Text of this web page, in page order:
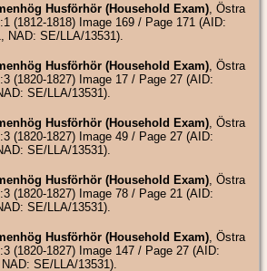
Husförhör (Household Exam) , Östra
(1812-1818) Image 169 / Page 171 (AID:
NAD: SE/LLA/13531).
Husförhör (Household Exam) , Östra
(1820-1827) Image 17 / Page 27 (AID:
SE/LLA/13531).
Husförhör (Household Exam) , Östra
(1820-1827) Image 49 / Page 27 (AID:
SE/LLA/13531).
Husförhör (Household Exam) , Östra
(1820-1827) Image 78 / Page 21 (AID:
SE/LLA/13531).
Husförhör (Household Exam) , Östra
(1820-1827) Image 147 / Page 27 (AID:
SE/LLA/13531).